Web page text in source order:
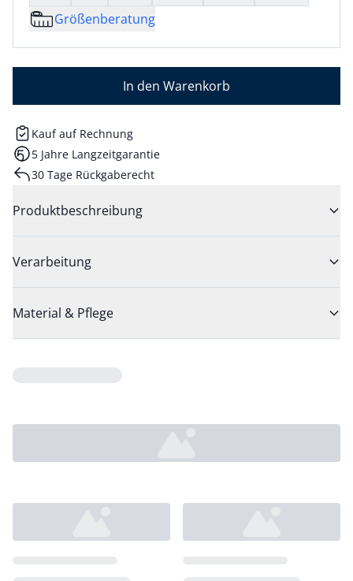
Größenberatung
In den Warenkorb
Kauf auf Rechnung
5 Jahre Langzeitgarantie
30 Tage Rückgaberecht
Produktbeschreibung
Verarbeitung
Material & Pflege